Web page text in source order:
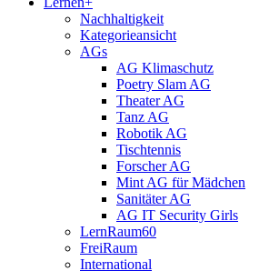
Nachhaltigkeit
Kategorieansicht
AGs
AG Klimaschutz
Poetry Slam AG
Theater AG
Tanz AG
Robotik AG
Tischtennis
Forscher AG
Mint AG für Mädchen
Sanitäter AG
AG IT Security Girls
LernRaum60
FreiRaum
International